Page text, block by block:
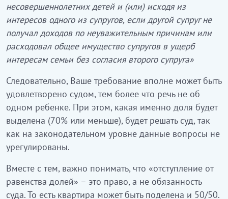
несовершеннолетних детей и (или) исходя из
интересов одного из супругов, если другой супруг не
получал доходов по неуважительным причинам или
расходовал общее имущество супругов в ущерб
интересам семьи без согласия второго супруга»
Следовательно, Ваше требование вполне может быть
удовлетворено судом, тем более что речь не об
одном ребенке. При этом, какая именно доля будет
выделена (70% или меньше), будет решать суд, так
как на законодательном уровне данные вопросы не
урегулированы.
Вместе с тем, важно понимать, что «отступление от
равенства долей» – это право, а не обязанность
суда. То есть квартира может быть поделена и 50/50.